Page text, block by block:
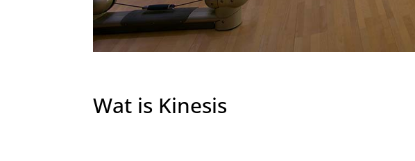
Wat is Kinesis